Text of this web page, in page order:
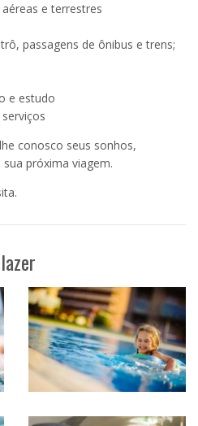
e terrestres
passagens de ônibus e trens;
e estudo
conosco seus sonhos,
próxima viagem.